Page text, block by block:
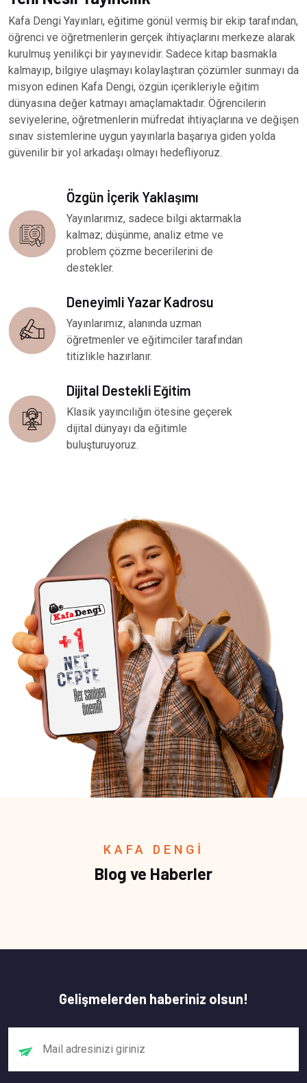
Kafa Dengi Yayınları, eğitime gönül vermiş bir ekip tarafından,
öğrenci ve öğretmenlerin gerçek ihtiyaçlarını merkeze alarak
kurulmuş yenilikçi bir yayınevidir. Sadece kitap basmakla
kalmayıp, bilgiye ulaşmayı kolaylaştıran çözümler sunmayı da
misyon edinen Kafa Dengi, özgün içerikleriyle eğitim
dünyasına değer katmayı amaçlamaktadır. Öğrencilerin
seviyelerine, öğretmenlerin müfredat ihtiyaçlarına ve değişen
sınav sistemlerine uygun yayınlarla başarıya giden yolda
güvenilir bir yol arkadaşı olmayı hedefliyoruz.
Özgün İçerik Yaklaşımı
Yayınlarımız, sadece bilgi aktarmakla
kalmaz; düşünme, analiz etme ve
problem çözme becerilerini de
destekler.
Deneyimli Yazar Kadrosu
Yayınlarımız, alanında uzman
öğretmenler ve eğitimciler tarafından
titizlikle hazırlanır.
Dijital Destekli Eğitim
Klasik yayıncılığın ötesine geçerek
dijital dünyayı da eğitimle
buluşturuyoruz.
KAFA DENGİ
Blog ve Haberler
Gelişmelerden haberiniz olsun!